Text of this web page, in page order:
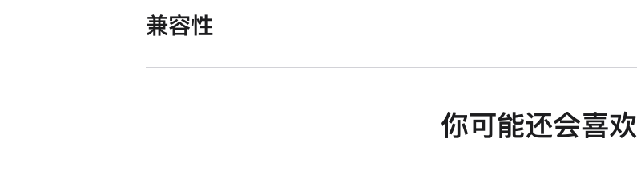
兼容性
你可能还会喜欢